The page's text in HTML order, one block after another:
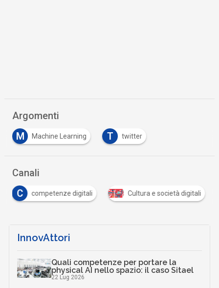
Argomenti
M
Machine Learning T twitter
Canali
C
competenze digitali Cultura e società digitali
InnovAttori
Quali competenze per portare la
physical AI nello spazio: il caso Sitael
22 Lug 2026